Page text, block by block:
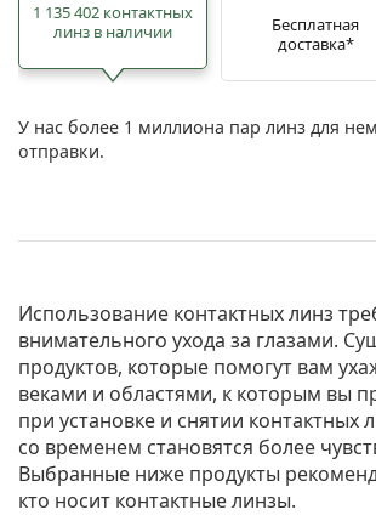
1 135 402 контактных
линз в наличии
Бесплатная
доставка*
У нас более 1 миллиона пар линз для
отправки.
Использование контактных линз
внимательного ухода за глазами.
продуктов, которые помогут вам
веками и областями, к которым вы
при установке и снятии контактных
со временем становятся более
Выбранные ниже продукты
кто носит контактные линзы.